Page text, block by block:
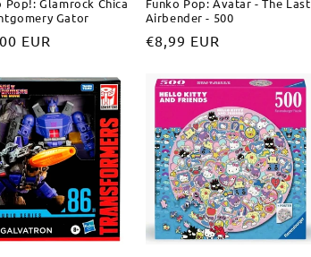
Pop!: Glamrock Chica
Gator
EUR
Funko Pop: Avatar - The Last
Airbender - 500
Normale
€8,99 EUR